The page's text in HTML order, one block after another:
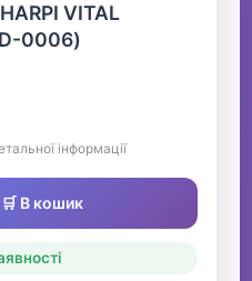
VITAL
0006)
інформації
🛒 В кошик